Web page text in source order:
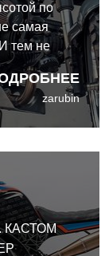
по
самая
тем не
имеет
весёлых
на
zarubin
КАСТОМ